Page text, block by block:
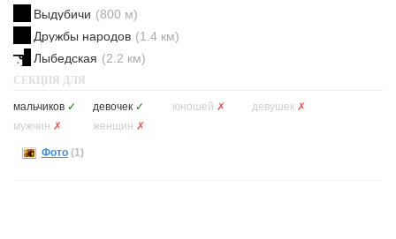
Выдубичи (800 м)
Дружбы народов (1.4 км)
Лыбедская (2.2 км)
СЕКЦИЯ ДЛЯ
мальчиков ✓ девочек ✓ юношей ✗ девушек ✗
мужчин ✗ женщин ✗
Фото (1)